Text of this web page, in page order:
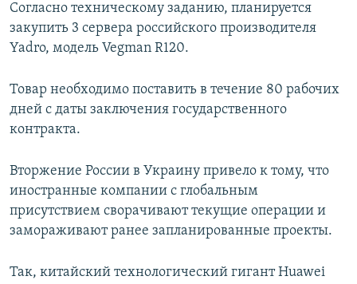
Согласно техническому заданию, планируется
закупить 3 сервера российского производителя
Yadro, модель Vegman R120.
Товар необходимо поставить в течение 80 рабочих
дней с даты заключения государственного
контракта.
Вторжение России в Украину привело к тому, что
иностранные компании с глобальным
присутствием сворачивают текущие операции и
замораживают ранее запланированные проекты.
Так, китайский технологический гигант Huawei